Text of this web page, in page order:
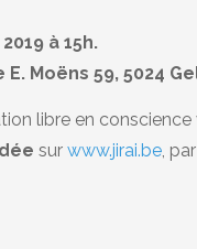
à 15h.
Moëns 59, 5024
libre en
surwww.jirai.be ,